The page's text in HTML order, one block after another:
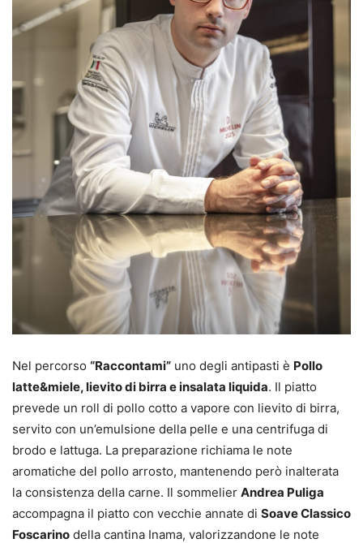
Nel percorso “Raccontami” uno degli antipasti è Pollo
latte&miele, lievito di birra e insalata liquida. Il piatto
prevede un roll di pollo cotto a vapore con lievito di birra,
servito con un’emulsione della pelle e una centrifuga di
brodo e lattuga. La preparazione richiama le note
aromatiche del pollo arrosto, mantenendo però inalterata
la consistenza della carne. Il sommelier Andrea Puliga
accompagna il piatto con vecchie annate di Soave Classico
Foscarino della cantina Inama, valorizzandone le note